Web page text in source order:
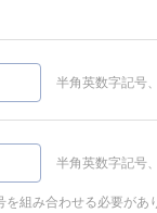
半角英数字記号
半角英数字記号
組み合わせる必要があ